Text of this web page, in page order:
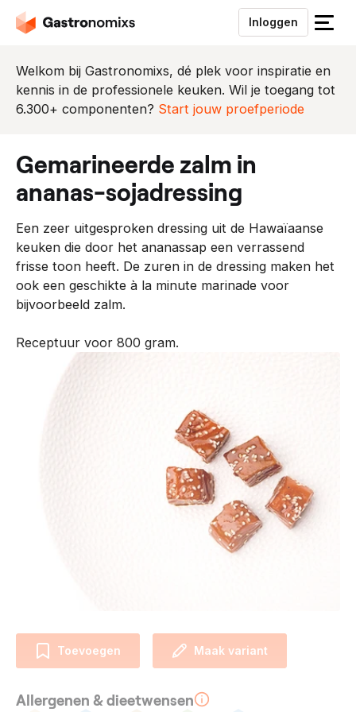
Inloggen
S
u
i
Welkom bij Gastronomixs, dé plek voor inspiratie en
kennis in de professionele keuken. Wil je toegang tot
6.300+ componenten? Start jouw proefperiode
gemarineerde zalm in
ananas-sojadressing
Een zeer uitgesproken dressing uit de Hawaïaanse
keuken die door het ananassap een verrassend
frisse toon heeft. De zuren in de dressing maken het
ook een geschikte à la minute marinade voor
bijvoorbeeld zalm.
Receptuur voor 800 gram.
Toevoegen Maak variant
Allergenen & dieetwensen